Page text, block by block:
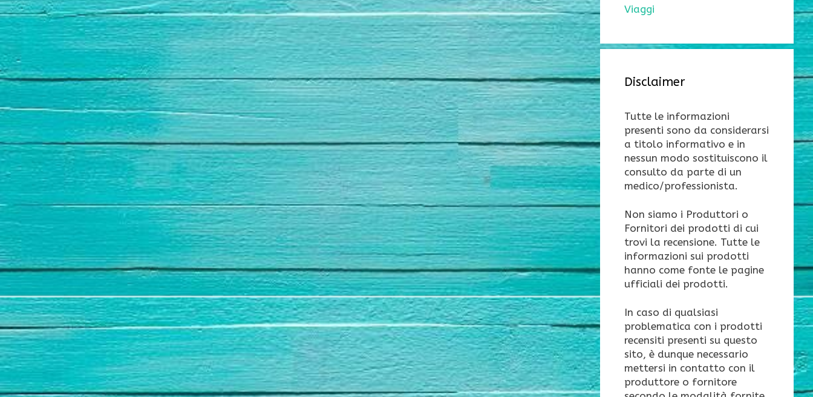
Viaggi
Disclaimer
Tutte le informazioni
presenti sono da considerarsi
a titolo informativo e in
nessun modo sostituiscono il
consulto da parte di un
medico/professionista.
Non siamo i Produttori o
Fornitori dei prodotti di cui
trovi la recensione. Tutte le
informazioni sui prodotti
hanno come fonte le pagine
ufficiali dei prodotti.
In caso di qualsiasi
problematica con i prodotti
recensiti presenti su questo
sito, è dunque necessario
mettersi in contatto con il
produttore o fornitore